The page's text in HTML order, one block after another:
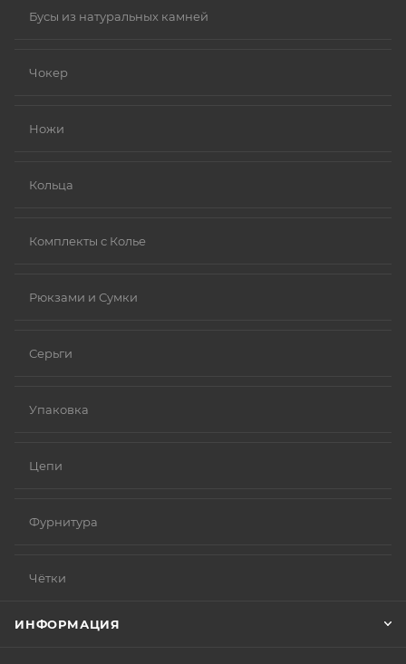
Бусы из натуральных камней
Чокер
Ножи
Кольца
Комплекты с Колье
Рюкзами и Сумки
Серьги
Упаковка
Цепи
Фурнитура
Чётки
ИНФОРМАЦИЯ